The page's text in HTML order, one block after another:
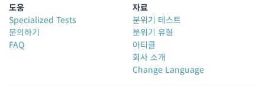
도움
Specialized Tests
문의하기
FAQ
자료
분위기 테스트
분위기 유형
아티클
회사 소개
Change Language